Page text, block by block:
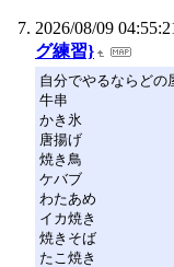
2026/08/09
グ練習}
自分でやるならどの
牛串
かき氷
唐揚げ
焼き鳥
ケバブ
わたあめ
イカ焼き
焼きそば
たこ焼き